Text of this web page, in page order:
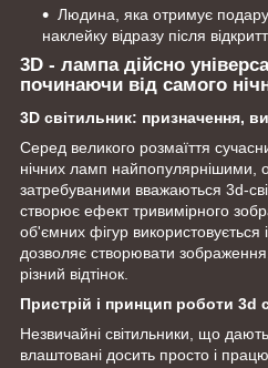
Людина, яка отримує
наклейку відразу після
3D - лампа дійсно
починаючи від самого
3D світильник: призначення,
Серед великого розмаїття
нічних ламп найпопулярнішими,
затребуваними вважаються 3d-
створює ефект тривимірного
об'ємних фігур використовується
дозволяє створювати
різний відтінок.
Пристрій і принцип роботи 3d
Незвичайні світильники, що
влаштовані досить просто і